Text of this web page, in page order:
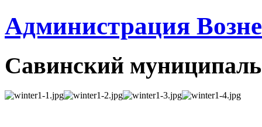
Администрация
Савинский